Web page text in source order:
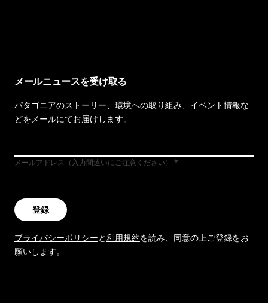
メールニュースを受け取る
パタゴニアのストーリー、環境への取り組み、イベント情報な
どをメールにてお届けします。
メールアドレス（入力間違いにご注意ください）
登録
プライバシーポリシーと利用規約を読み、同意の上ご登録をお
願いします。